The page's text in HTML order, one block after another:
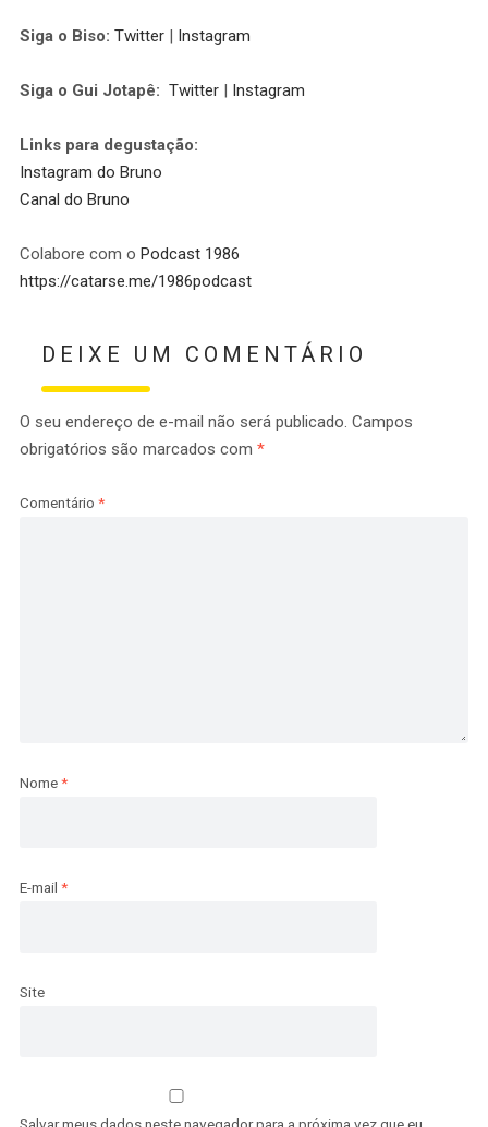
Siga o Biso: Twitter| Instagram
Siga o Gui Jotapê: Twitter| Instagram
Links para degustação:
Instagram do Bruno
Canal do Bruno
Colabore com o Podcast 1986
https://catarse.me/1986podcast
DEIXE UM COMENTÁRIO
O seu endereço de e-mail não será publicado. Campos
obrigatórios são marcados com *
Comentário *
Nome*
E-mail *
Site